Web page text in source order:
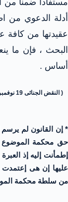
أدلة الدعوي من
عقيدتها من كافة
البحث ، فإن ما
أساس .
* إن القانون لم
حق محكمة الموضوع
إطمأنت إليه إذ
عليها إن هى إعتمدت
من سلطة محكمة